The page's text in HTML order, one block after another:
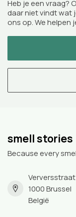
Heb je een vraag?
daar niet vindt wat
ons op. We helpen
smell stories
Because every
Verversstraat
1000 Brussel
België